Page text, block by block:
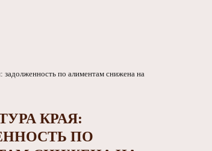
КРАЯ:
ПО